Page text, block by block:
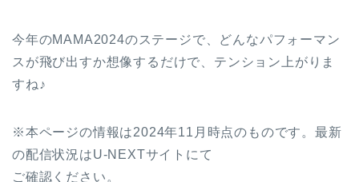
今年のMAMA2024のステージで、どんなパフォーマン
スが飛び出すか想像するだけで、テンション上がりま
すね♪
※本ページの情報は2024年11月時点のものです。最新
の配信状況はU-NEXTサイトにて
ご確認ください。